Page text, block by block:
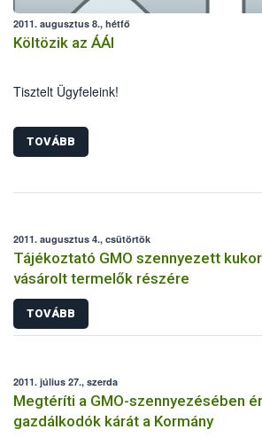
2011. augusztus 8., hétfő
Költözik az ÁÁI
Tisztelt Ügyfeleink!
TOVÁBB
2011. augusztus 4., csütörtök
Tájékoztató GMO szennyezett
vásárolt termelők részére
TOVÁBB
2011. július 27., szerda
Megtéríti a GMO-szennyezésében
gazdálkodók kárát a Kormány